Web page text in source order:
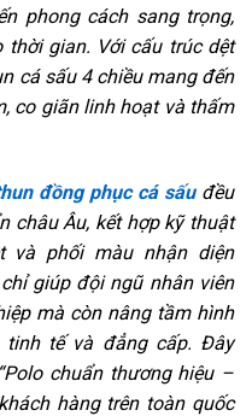
phong cách sang trọng,
thời gian. Với cấu trúc dệt
cá sấu 4 chiều mang đến
co giãn linh hoạt và thấm
đồng phục cá sấuđều
châu Âu, kết hợp kỹ thuật
và phối màu nhận diện
giúp đội ngũ nhân viên
mà còn nâng tầm hình
tinh tế và đẳng cấp. Đây
chuẩn thương hiệu –
hàng trên toàn quốc